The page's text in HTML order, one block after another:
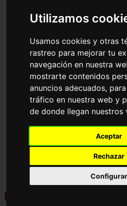
Utilizamos
Usamos cookies y otras
rastreo para mejorar tu
navegación en nuestra
mostrarte contenidos
anuncios adecuados,
tráfico en nuestra web y
de donde llegan nuestros
Aceptar
Rechazar
Configurar
Ordenar por
RA4147
84,50€